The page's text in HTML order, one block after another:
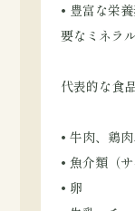
• 豊富な栄
要なミネラ
代表的な食
• 牛肉、鶏
• 魚介類（
• 卵